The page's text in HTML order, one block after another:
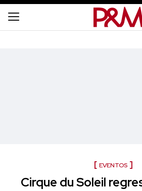
EVENTOS
Cirque du Soleil